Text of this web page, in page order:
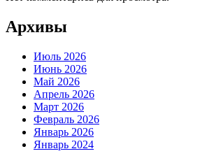
Архивы
Июль 2026
Июнь 2026
Май 2026
Апрель 2026
Март 2026
Февраль 2026
Январь 2026
Январь 2024